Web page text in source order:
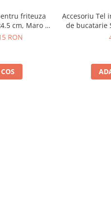
friteuza
cm, Maro -
RON
Accesoriu Tel
de bucatarie